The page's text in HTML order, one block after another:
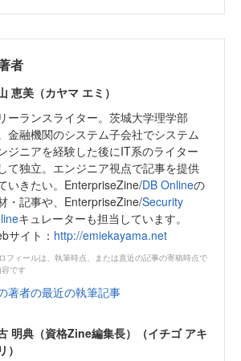
者
恵美（カヤマ エミ）
ーランスライター。茨城大学理学部
金融機関のシステム子会社でシステム
ジニアを経験した後にIT系のライター
て独立。エンジニア視点で記事を提供
いきたい。EnterpriseZine/DB Onlineの
・記事や、EnterpriseZine/Security
キュレーターも担当しています。
サイト： http://emiekayama.net
フィールは、執筆時点、または直近の記事の寄稿時点で
です
著者の最近の執筆記事
明典（資格Zine編集長）（イチゴ アキ
）